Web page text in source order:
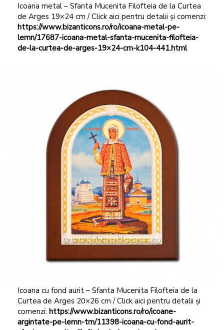
Icoana metal – Sfanta Mucenita Filofteia de la Curtea
de Arges 19×24 cm / Click aici pentru detalii și comenzi:
https://www.bizanticons.ro/ro/icoana-metal-pe-
lemn/17687-icoana-metal-sfanta-mucenita-filofteia-
de-la-curtea-de-arges-19×24-cm-k104-441.html
Icoana cu fond aurit – Sfanta Mucenita Filofteia de la
Curtea de Arges 20×26 cm / Click aici pentru detalii și
comenzi: https://www.bizanticons.ro/ro/icoane-
argintate-pe-lemn-tm/11398-icoana-cu-fond-aurit-